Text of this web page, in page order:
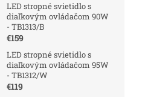
LED stropné svietidlo s
diaľkovým ovládačom 90W
- TB1313/B
€159
LED stropné svietidlo s
diaľkovým ovládačom 95W
- TB1312/W
€119